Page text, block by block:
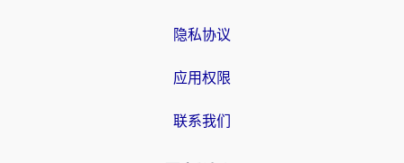
隐私协议
应用权限
联系我们